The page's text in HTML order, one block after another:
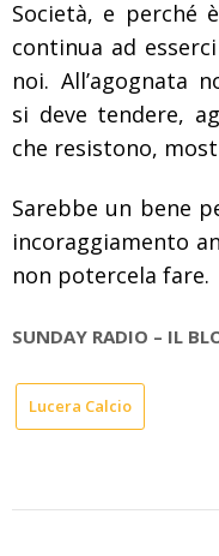
Società, e perché
continua ad
noi. All’agognata
si deve tendere,
che resistono,
Sarebbe un bene
incoraggiamento
non potercela fare.
SUNDAY RADIO – IL
Lucera Calcio